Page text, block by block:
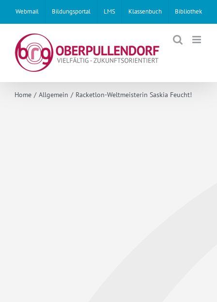
content
Webmail Bildungsportal LMS Klassenbuch Bibliothek
Home Allgemein Racketlon-Weltmeisterin Saskia Feucht!